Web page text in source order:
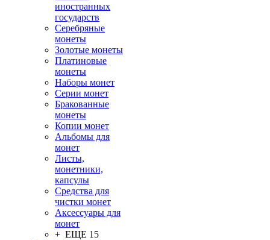
иностранных
государств
Серебряные
монеты
Золотые монеты
Платиновые
монеты
Наборы монет
Серии монет
Бракованные
монеты
Копии монет
Альбомы для
монет
Листы,
монетники,
капсулы
Средства для
чистки монет
Аксессуары для
монет
+ ЕЩЕ 15